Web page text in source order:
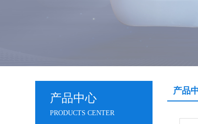
产品中心
PRODUCTS CENTER
产品